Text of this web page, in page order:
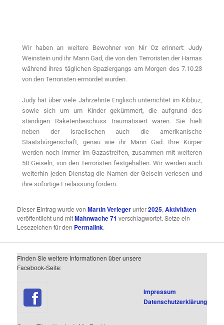
Wir haben an weitere Bewohner von Nir Oz erinnert: Judy
Weinstein und ihr Mann Gad, die von den Terroristen der Hamas
während ihres täglichen Spaziergangs am Morgen des 7.10.23
von den Terroristen ermordet wurden.
Judy hat über viele Jahrzehnte Englisch unterrichtet im Kibbuz,
sowie sich um um Kinder gekümmert, die aufgrund des
ständigen Raketenbeschuss traumatisiert waren. Sie hielt
neben der israelischen auch die amerikanische
Staatsbürgerschaft, genau wie ihr Mann Gad. Ihre Körper
werden noch immer im Gazastreifen, zusammen mit weiteren
58 Geiseln, von den Terroristen festgehalten. Wir werden auch
weiterhin jeden Dienstag die Namen der Geiseln verlesen und
ihre sofortige Freilassung fordern.
Dieser Eintrag wurde vonMartin Verlegerunter2025,Aktivitäten
veröffentlicht und mitMahnwache 71 verschlagwortet. Setze ein
Lesezeichen für den Permalink.
Finden Sie weitere Informationen über unsere
Facebook-Seite:
Impressum
Datenschutzerklärung